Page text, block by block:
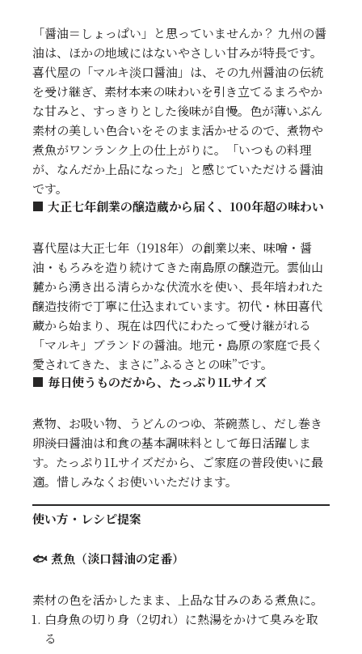
「醤油＝しょっぱい」と思っていませんか？ 九州の醤
油は、ほかの地域にはないやさしい甘みが特長です。
喜代屋の「マルキ淡口醤油」は、その九州醤油の伝統
を受け継ぎ、素材本来の味わいを引き立てるまろやか
な甘みと、すっきりとした後味が自慢。色が薄いぶん
素材の美しい色合いをそのまま活かせるので、煮物や
煮魚がワンランク上の仕上がりに。「いつもの料理
が、なんだか上品になった」と感じていただける醤油
です。
■ 大正七年創業の醸造蔵から届く、100年超の味わい
喜代屋は大正七年（1918年）の創業以来、味噌・醤
油・もろみを造り続けてきた南島原の醸造元。雲仙山
麓から湧き出る清らかな伏流水を使い、長年培われた
醸造技術で丁寧に仕込まれています。初代・林田喜代
蔵から始まり、現在は四代にわたって受け継がれる
「マルキ」ブランドの醤油。地元・島原の家庭で長く
愛されてきた、まさに”ふるさとの味”です。
■ 毎日使うものだから、たっぷり1Lサイズ
煮物、お吸い物、うどんのつゆ、茶碗蒸し、だし巻き
卵――淡口醤油は和食の基本調味料として毎日活躍しま
す。たっぷり1Lサイズだから、ご家庭の普段使いに最
適。惜しみなくお使いいただけます。
使い方・レシピ提案
🐟 煮魚（淡口醤油の定番）
素材の色を活かしたまま、上品な甘みのある煮魚に。
白身魚の切り身（2切れ）に熱湯をかけて臭みを取
る